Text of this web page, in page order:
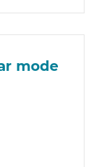
mode